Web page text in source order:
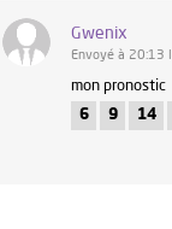
Gwenix
Envoyé à
mon pronostic
6
9 14